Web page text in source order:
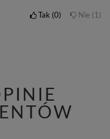
Tak 0 Nie 1